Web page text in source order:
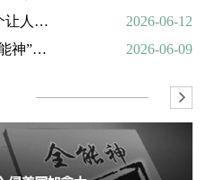
特别开心的和你们分享一个让人欣慰的好消息
2026-06-12
双向理解，让深陷七年“全能神”的母亲彻底醒悟
2026-06-09